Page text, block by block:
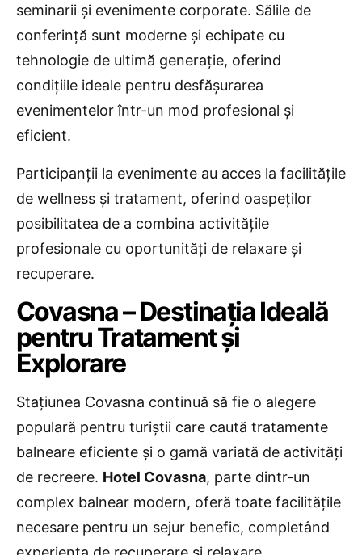
seminarii și evenimente corporate. Sălile de
conferință sunt moderne și echipate cu
tehnologie de ultimă generație, oferind
condițiile ideale pentru desfășurarea
evenimentelor într-un mod profesional și
eficient.
Participanții la evenimente au acces la facilitățile
de wellness și tratament, oferind oaspeților
posibilitatea de a combina activitățile
profesionale cu oportunități de relaxare și
recuperare.
Covasna – Destinația Ideală
pentru Tratament și
Explorare
Stațiunea Covasna continuă să fie o alegere
populară pentru turiștii care caută tratamente
balneare eficiente și o gamă variată de activități
de recreere. Hotel Covasna, parte dintr-un
complex balnear modern, oferă toate facilitățile
necesare pentru un sejur benefic, completând